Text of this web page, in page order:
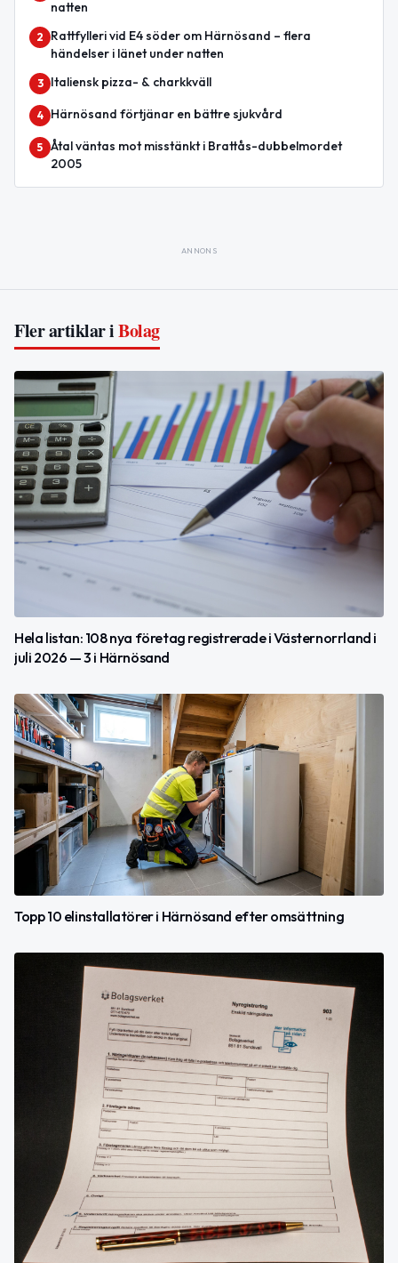
natten
2
Rattfylleri vid E4 söder om Härnösand – flera
händelser i länet under natten
3 Italiensk pizza- & charkkväll
4 Härnösand förtjänar en bättre sjukvård
5 Åtal väntas mot misstänkt i Brattås-dubbelmordet
2005
ANNONS
Fler artiklar iBolag
Hela listan: 108 nya företag registrerade i Västernorrland i
juli 2026 — 3 i Härnösand
Topp 10 elinstallatörer i Härnösand efter omsättning